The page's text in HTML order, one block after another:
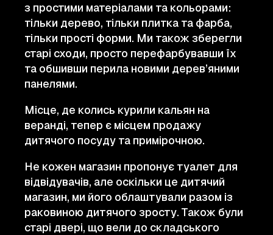
з простими матеріалами та кольорами:
тільки дерево, тільки плитка та фарба,
тільки прості форми. Ми також зберегли
старі сходи, просто перефарбувавши їх
та обшивши перила новими дерев’яними
панелями.
Місце, де колись курили кальян на
веранді, тепер є місцем продажу
дитячого посуду та примірочною.
Не кожен магазин пропонує туалет для
відвідувачів, але оскільки це дитячий
магазин, ми його облаштували разом із
раковиною дитячого зросту. Також були
старі двері, що вели до складського